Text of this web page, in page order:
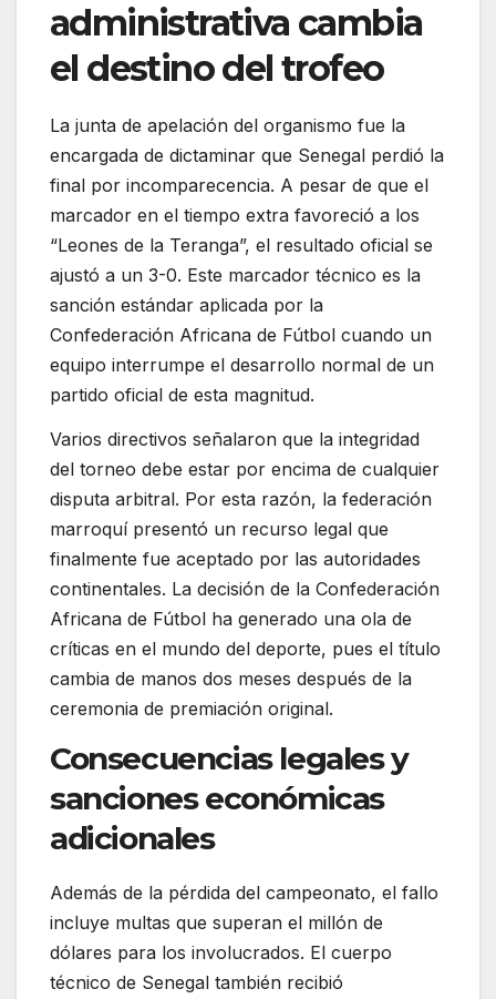
administrativa cambia
el destino del trofeo
La junta de apelación del organismo fue la
encargada de dictaminar que Senegal perdió la
final por incomparecencia. A pesar de que el
marcador en el tiempo extra favoreció a los
“Leones de la Teranga”, el resultado oficial se
ajustó a un 3-0. Este marcador técnico es la
sanción estándar aplicada por la
Confederación Africana de Fútbol cuando un
equipo interrumpe el desarrollo normal de un
partido oficial de esta magnitud.
Varios directivos señalaron que la integridad
del torneo debe estar por encima de cualquier
disputa arbitral. Por esta razón, la federación
marroquí presentó un recurso legal que
finalmente fue aceptado por las autoridades
continentales. La decisión de la Confederación
Africana de Fútbol ha generado una ola de
críticas en el mundo del deporte, pues el título
cambia de manos dos meses después de la
ceremonia de premiación original.
Consecuencias legales y
sanciones económicas
adicionales
Además de la pérdida del campeonato, el fallo
incluye multas que superan el millón de
dólares para los involucrados. El cuerpo
técnico de Senegal también recibió